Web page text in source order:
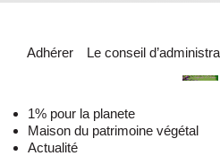
Adhérer Le conseil
1% pour la planete
Maison du patrimoine végétal
Actualité